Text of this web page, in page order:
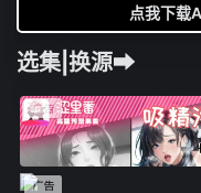
点我下载
选集|换源➡